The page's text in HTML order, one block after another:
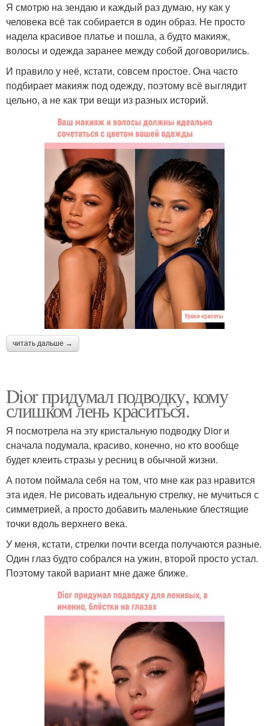
Я смотрю на зендаю и каждый раз думаю, ну как у
человека всё так собирается в один образ. Не просто
надела красивое платье и пошла, а будто макияж,
волосы и одежда заранее между собой договорились.
И правило у неё, кстати, совсем простое. Она часто
подбирает макияж под одежду, поэтому всё выглядит
цельно, а не как три вещи из разных историй.
читать дальше →
Dior придумал подводку, кому
слишком лень краситься.
Я посмотрела на эту кристальную подводку Dior и
сначала подумала, красиво, конечно, но кто вообще
будет клеить стразы у ресниц в обычной жизни.
А потом поймала себя на том, что мне как раз нравится
эта идея. Не рисовать идеальную стрелку, не мучиться с
симметрией, а просто добавить маленькие блестящие
точки вдоль верхнего века.
У меня, кстати, стрелки почти всегда получаются разные.
Один глаз будто собрался на ужин, второй просто устал.
Поэтому такой вариант мне даже ближе.